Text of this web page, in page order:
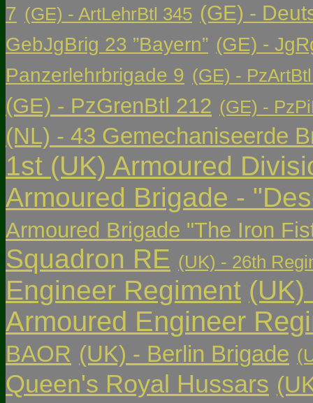
7 (GE) - ArtLehrBtl 345 (GE) -
GebJgBrig 23 ”Bayern” (GE) -
Panzerlehrbrigade 9 (GE) -
(GE) - PzGrenBtl 212 (GE) -
(NL) - 43 Gemechaniseerde
1st (UK) Armoured
Armoured Brigade -
Armoured Brigade "The Iron
Squadron RE (UK) - 26th
Engineer Regiment
Armoured Engineer
BAOR (UK) - Berlin Brigade
Queen's Royal Hussars